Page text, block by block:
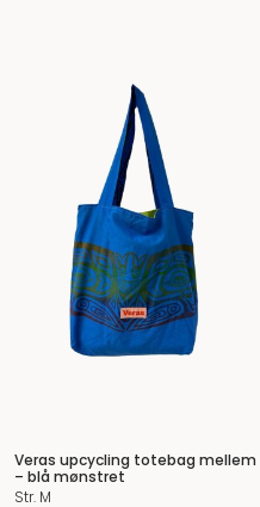
Veras upcycling totebag mellem
– blå mønstret
Str. M